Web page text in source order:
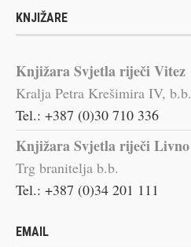
KNJIŽARE
Knjižara Svjetla riječi Vitez
Kralja Petra Krešimira IV, b.b.
Tel.: +387 (0)30 710 336
Knjižara Svjetla riječi Livno
Trg branitelja b.b.
Tel.: +387 (0)34 201 111
EMAIL